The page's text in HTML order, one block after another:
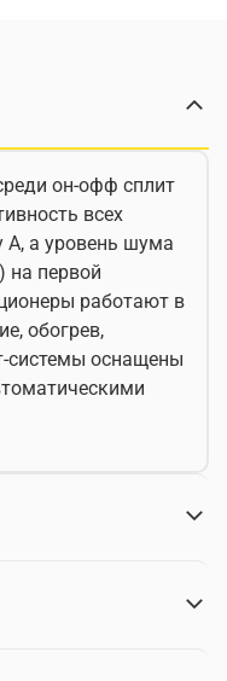
он-офф сплит
всех
А, а уровень шума
на первой
работают в
обогрев,
системы оснащены